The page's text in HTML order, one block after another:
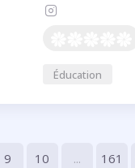
Éducation
9 10 ... 161